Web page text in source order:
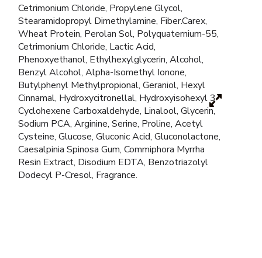
Cetrimonium Chloride, Propylene Glycol,
Stearamidopropyl Dimethylamine, Fiber.Carex,
Wheat Protein, Perolan Sol, Polyquaternium-55,
Cetrimonium Chloride, Lactic Acid,
Phenoxyethanol, Ethylhexylglycerin, Alcohol,
Benzyl Alcohol, Alpha-Isomethyl Ionone,
Butylphenyl Methylpropional, Geraniol, Hexyl
Cinnamal, Hydroxycitronellal, Hydroxyisohexyl 3-
Cyclohexene Carboxaldehyde, Linalool, Glycerin,
Sodium PCA, Arginine, Serine, Proline, Acetyl
Cysteine, Glucose, Gluconic Acid, Gluconolactone,
Caesalpinia Spinosa Gum, Commiphora Myrrha
Resin Extract, Disodium EDTA, Benzotriazolyl
Dodecyl P-Cresol, Fragrance.